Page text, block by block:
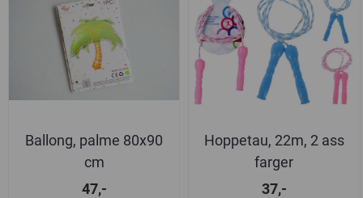
Ballong, palme 80x90
cm
47,-
Hoppetau, 22m, 2 ass
farger
37,-